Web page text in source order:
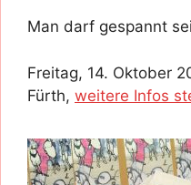
Man darf gespannt
Freitag, 14. Oktober
Fürth, weitere Infos